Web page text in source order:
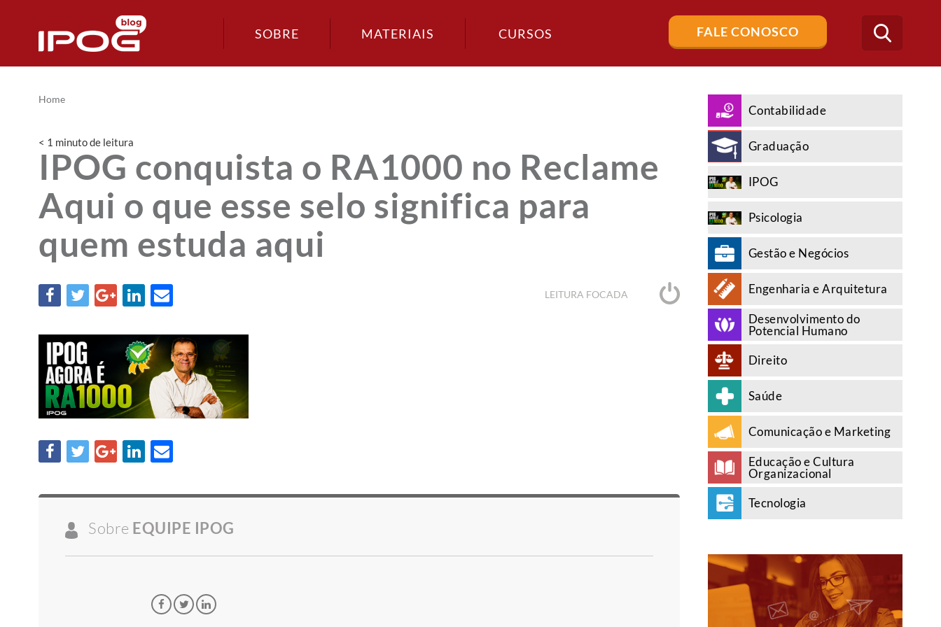
SOBRE MATERIAIS CURSOS FALE CONOSCO
Buscar
no
blog
Home
< 1 minutode leitura
IPOG conquista o RA1000 no Reclame
Aqui o que esse selo significa para
quem estuda aqui
LEITURA FOCADA
Sobre EQUIPE IPOG
Contabilidade
Graduação
IPOG
Psicologia
Gestão e Negócios
Engenharia e Arquitetura
Desenvolvimento do
Potencial Humano
Direito
Saúde
Comunicação e Marketing
Educação e Cultura
Organizacional
Tecnologia